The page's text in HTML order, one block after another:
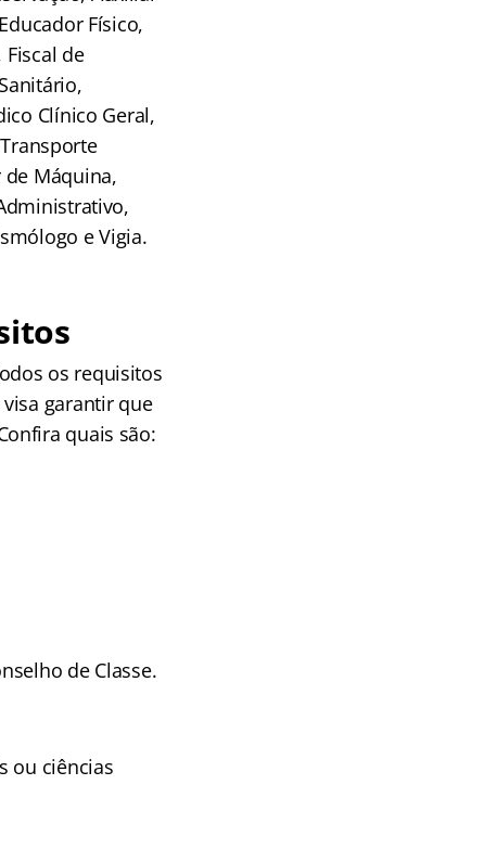
Físico,
de
Clínico Geral,
de Máquina,
e Vigia.
os requisitos
visa garantir que
quais são:
de Classe.
ou ciências